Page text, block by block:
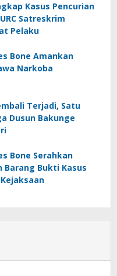
Kasus Pencurian
Satreskrim
Pelaku
Bone Amankan
Narkoba
Terjadi, Satu
Dusun Bakunge
Bone Serahkan
Barang Bukti Kasus